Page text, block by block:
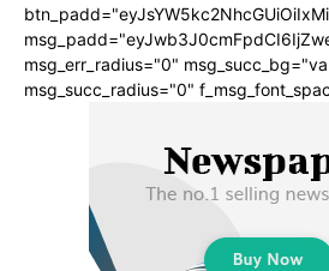
msg_err_radius="0"
msg_succ_radius="0"